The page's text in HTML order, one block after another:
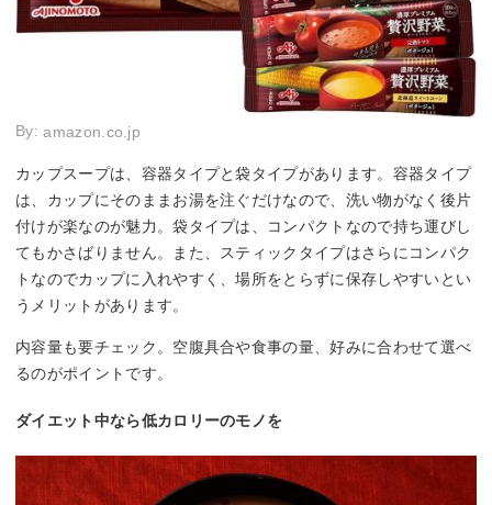
By:amazon.co.jp
カップスープは、容器タイプと袋タイプがあります。容器タイプ
は、カップにそのままお湯を注ぐだけなので、洗い物がなく後片
付けが楽なのが魅力。袋タイプは、コンパクトなので持ち運びし
てもかさばりません。また、スティックタイプはさらにコンパク
トなのでカップに入れやすく、場所をとらずに保存しやすいとい
うメリットがあります。
内容量も要チェック。空腹具合や食事の量、好みに合わせて選べ
るのがポイントです。
ダイエット中なら低カロリーのモノを